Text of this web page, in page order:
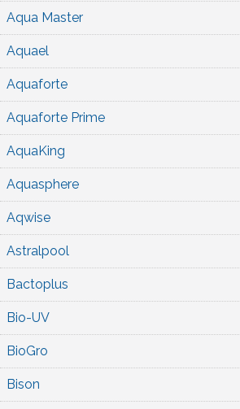
Aqua Master
Aquael
Aquaforte
Aquaforte Prime
AquaKing
Aquasphere
Aqwise
Astralpool
Bactoplus
Bio-UV
BioGro
Bison